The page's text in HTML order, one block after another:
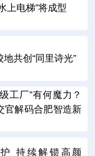
上电梯”将成型
地共创“同里诗光”
工厂”有何魔力？
官解码合肥智造新
持续解锁高颜